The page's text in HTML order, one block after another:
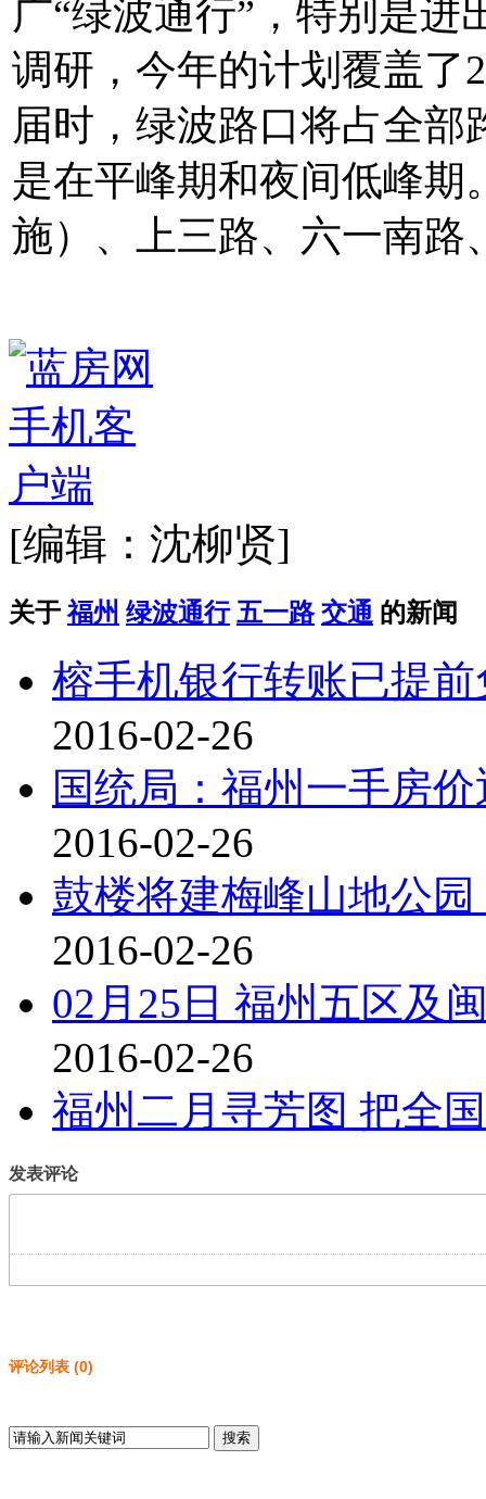
广“绿波通行”，特别是
调研，今年的计划覆盖了
届时，绿波路口将占全部
是在平峰期和夜间低峰期
施）、上三路、六一南路
[编辑：沈柳贤]
关于 福州 绿波通行 五一路 交通 的新闻
榕手机银行转账已提
2016-02-26
国统局：福州一手房
2016-02-26
鼓楼将建梅峰山地公
2016-02-26
02月25日 福州五区及
2016-02-26
福州二月寻芳图 把全
发表评论
评论列表 (0)